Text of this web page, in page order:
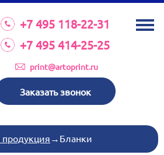
+7 495 118-22-31
+7 495 414-25-25
print@artoprint.ru
Заказать звонок
→ Бланки